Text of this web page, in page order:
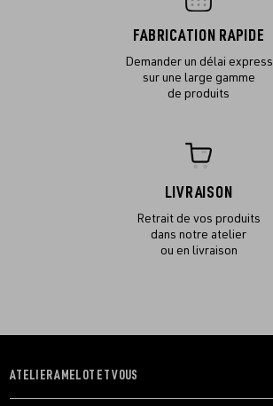
FABRICATION RAPIDE
Demander un délai express
sur une large gamme
de produits
LIVRAISON
Retrait de vos produits
dans notre atelier
ou en livraison
OUVRIR
LE
ATELIER AMELOT ET VOUS